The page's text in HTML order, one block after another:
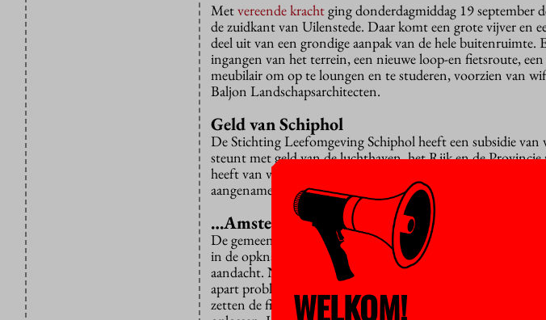
Metvereende krachtging donderdagmiddag 19 september
de zuidkant van Uilenstede. Daar komt een grote vijver en
deel uit van een grondige aanpak van de hele buitenruimte.
ingangen van het terrein, een nieuwe loop-en fietsroute,
meubilair om op te loungen en te studeren, voorzien van
Baljon Landschapsarchitecten.
Geld van Schiphol
De Stichting Leefomgeving Schiphol heeft een subsidie
steunt met geld van de luchthaven, het Rijk en de
heeft van vliegtuigen. Niet alleen door geluidsisolatie, maar
aangenamer te maken.
…Amstelveen
De gemeente Amstelveen
die eigenaar van de grond van
in de opknapbeurt. Daarbij krijgt de kwaliteit van het
aandacht. Nu stinken die vaak in de zomer zodat het niet
apart probleem is de stalling van fietsen. Nu worden de
zetten de fietsen massaal neer bij de ingangen van de flats.
WELKOM!